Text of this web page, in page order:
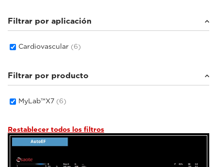
Filtrar por aplicación
Cardiovascular (6)
Filtrar por producto
MyLab™X7 (6)
Restablecer todos los filtros